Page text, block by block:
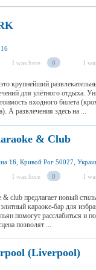
I was here 0 I
крупнейший
для улётного отдыха.
входного билета
А развлечения здесь на ...
& Club
16, Кривой Рог 50027,
I was here 0 I
& club предлагает новый
караоке-бар для
помогут расслабиться и
позволят ...
(Liverpool)